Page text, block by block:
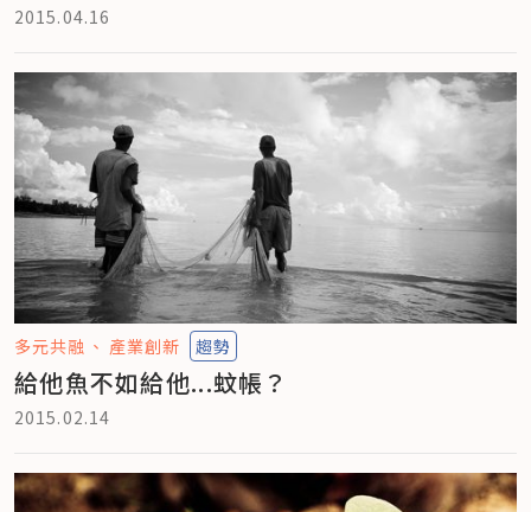
2015.04.16
多元共融 產業創新 趨勢
給他魚不如給他...蚊帳？
2015.02.14